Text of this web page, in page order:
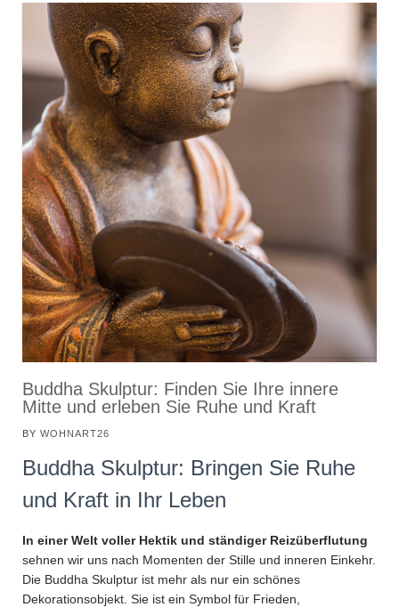
Buddha Skulptur: Finden Sie Ihre innere
Mitte und erleben Sie Ruhe und Kraft
BY WOHNART26
Buddha Skulptur: Bringen Sie Ruhe
und Kraft in Ihr Leben
In einer Welt voller Hektik und ständiger Reizüberflutung
sehnen wir uns nach Momenten der Stille und inneren Einkehr.
Die Buddha Skulptur ist mehr als nur ein schönes
Dekorationsobjekt. Sie ist ein Symbol für Frieden,